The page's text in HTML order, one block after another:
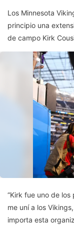
Los Minnesota
principio una
de campo Kirk
“Kirk fue uno de
me uní a los
importa esta